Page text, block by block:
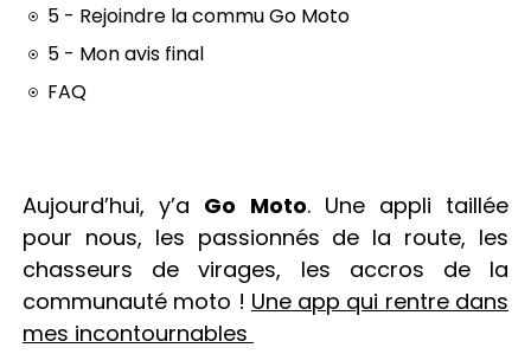
5 - Rejoindre la commu Go Moto
5 - Mon avis final
FAQ
Aujourd’hui, y’a Go Moto. Une appli taillée
pour nous, les passionnés de la route, les
chasseurs de virages, les accros de la
communauté moto ! Une app qui rentre dans
mes incontournables